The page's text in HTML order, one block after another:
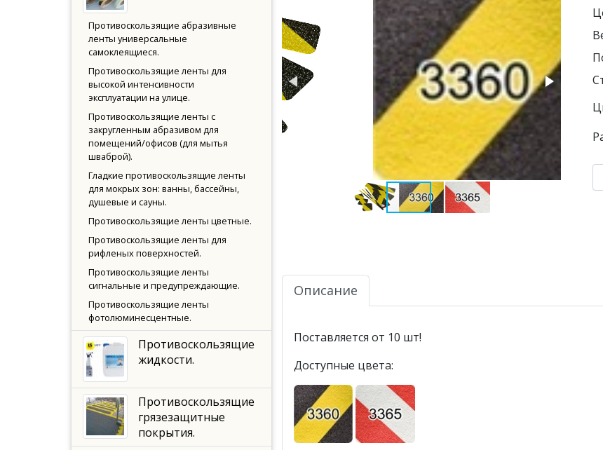
Описание
Поставляется от 10 шт!
Доступные цвета:
Противоскользящие абразивные
ленты универсальные
самоклеящиеся.
Противоскользящие ленты для
высокой интенсивности
эксплуатации на улице.
Противоскользящие ленты с
закругленным абразивом для
помещений/офисов (для мытья
шваброй).
Гладкие противоскользящие ленты
для мокрых зон: ванны, бассейны,
душевые и сауны.
Противоскользящие ленты цветные.
Противоскользящие ленты для
рифленых поверхностей.
Противоскользящие ленты
сигнальные и предупреждающие.
Противоскользящие ленты
фотолюминесцентные.
Противоскользящие
жидкости.
Противоскользящие
грязезащитные
покрытия.